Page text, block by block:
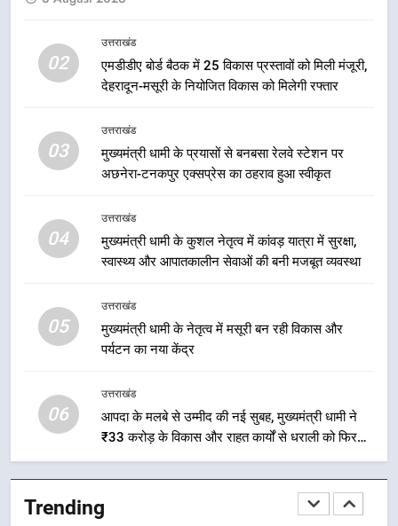
02
उत्तराखंड
एमडीडीए बोर्ड बैठक में 25 विकास प्रस्तावों को मिली मंजूरी,
देहरादून-मसूरी के नियोजित विकास को मिलेगी रफ्तार
03
उत्तराखंड
मुख्यमंत्री धामी के प्रयासों से बनबसा रेलवे स्टेशन पर
अछनेरा-टनकपुर एक्सप्रेस का ठहराव हुआ स्वीकृत
04
उत्तराखंड
मुख्यमंत्री धामी के कुशल नेतृत्व में कांवड़ यात्रा में सुरक्षा,
स्वास्थ्य और आपातकालीन सेवाओं की बनी मजबूत व्यवस्था
05
उत्तराखंड
मुख्यमंत्री धामी के नेतृत्व में मसूरी बन रही विकास और
पर्यटन का नया केंद्र
06
उत्तराखंड
आपदा के मलबे से उम्मीद की नई सुबह, मुख्यमंत्री धामी ने
₹33 करोड़ के विकास और राहत कार्यों से धराली को फिर
खड़ा कर बनाया भरोसे का प्रतीक
Trending
हुआ मंथन
उत्तराखंड
एमडीडीए बोर्ड बैठक में 25 विकास प्रस्तावों
को मिली मंजूरी, देहरादून-मसूरी के
3
मुख्यमंत्री धामी के प्रयासों से बनबसा रेलवे
यात्रा में सुरक्षा, स्वास्थ्य और आपातकालीन
सेवाओं की बनी मजबूत व्यवस्था